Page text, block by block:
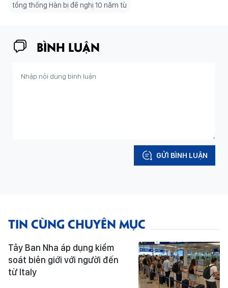
tổng thống Hàn bị đề nghị 10 năm tù
BÌNH LUẬN
GỬI BÌNH LUẬN
TIN CÙNG CHUYÊN MỤC
Tây Ban Nha áp dụng kiểm
soát biên giới với người đến
từ Italy